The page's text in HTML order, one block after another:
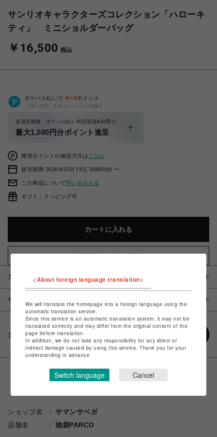
サンリオキャラクターズコレクション「ハローキ
ティ」 ミニショルダーバッグ
￥16,500 税込
ポケパル払いで 0〜0ポイント
（1P=1円）※キャンペーン分除く
会員登録後、ポケパル払い初回登録&利用で
最大1,500円分ポイント進呈
獲得ポイントの確認方法は こちら
販売期間 2026年05月13日 00時00分 〜
この商品について問い合わせる
ギフト：ラッピング可
カートに入れる
お気に入りアイテムに追加
アイテム説明 / 素材
サイズ
シェアする
ショップ名
サマンサベガ
店舗名
池袋PARCO
<About foreign language translation>
We will translate the homepage into a foreign language using the
automatic translation service.
Since this service is an automatic translation system, it may not be
translated correctly and may differ from the original content of the
page before translation.
In addition, we do not take any responsibility for any direct or
indirect damage caused by using this service. Thank you for your
understanding in advance.
Switch language Cancel